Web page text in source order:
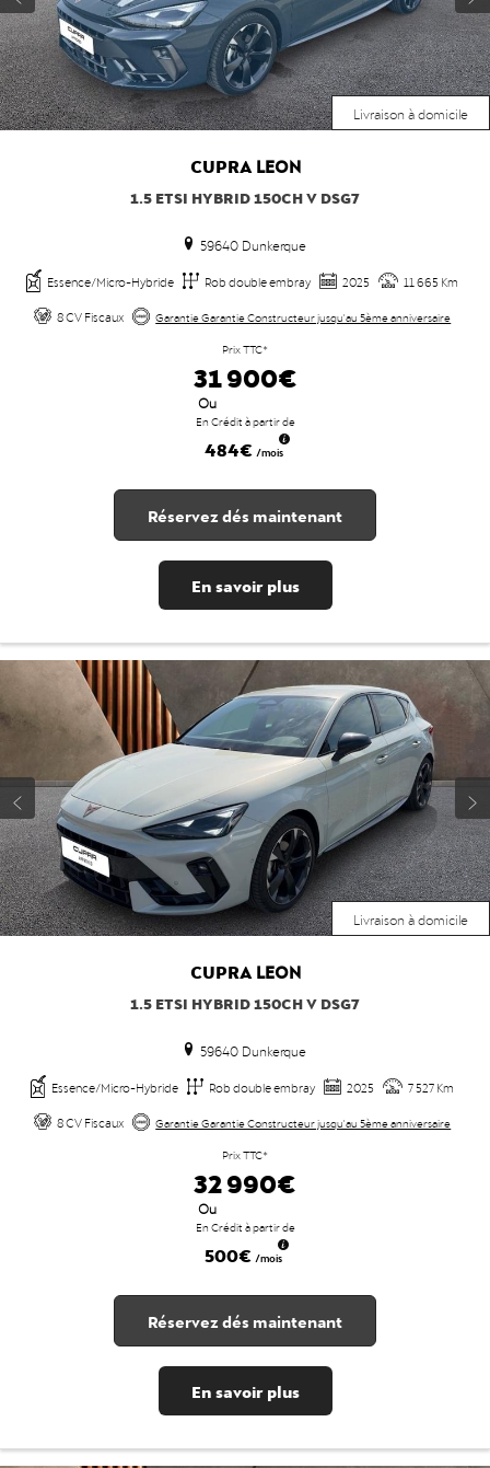
Livraison à domicile
CUPRA LEON
1.5 ETSI HYBRID 150CH V DSG7
59640 Dunkerque
Essence/Micro-Hybride Rob double embray 2025
11 665 Km
8 CV Fiscaux
Garantie Garantie Constructeur jusqu'au 5ème anniversaire
Prix TTC*
31 900€
Ou
En Crédit à partir de
484€ /mois
Réservez dés maintenant
En savoir plus
Livraison à domicile
CUPRA LEON
1.5 ETSI HYBRID 150CH V DSG7
59640 Dunkerque
Essence/Micro-Hybride Rob double embray 2025
7 527 Km
8 CV Fiscaux
Garantie Garantie Constructeur jusqu'au 5ème anniversaire
Prix TTC*
32 990€
Ou
En Crédit à partir de
500€ /mois
Réservez dés maintenant
En savoir plus